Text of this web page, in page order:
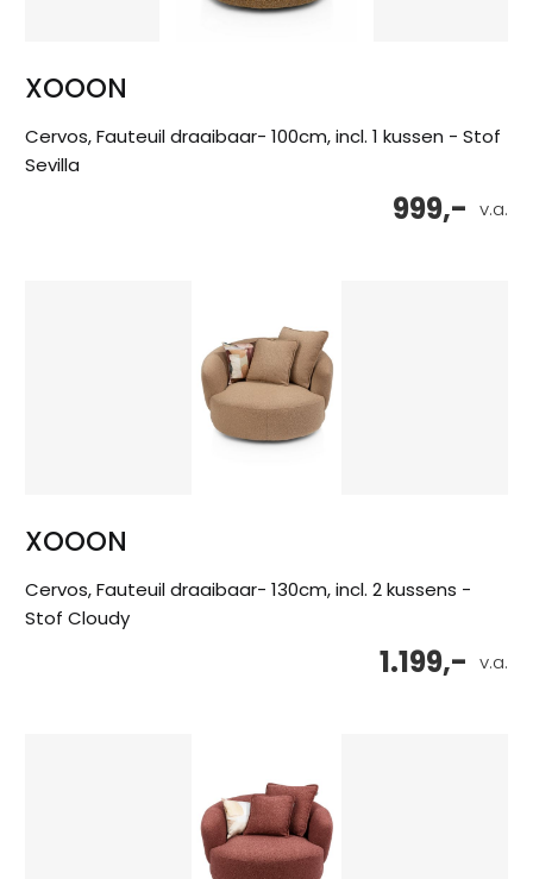
XOOON
Cervos, Fauteuil draaibaar- 100cm, incl. 1 kussen - Stof
Sevilla
v.a.
999,-
XOOON
Cervos, Fauteuil draaibaar- 130cm, incl. 2 kussens -
Stof Cloudy
v.a.
1.199,-